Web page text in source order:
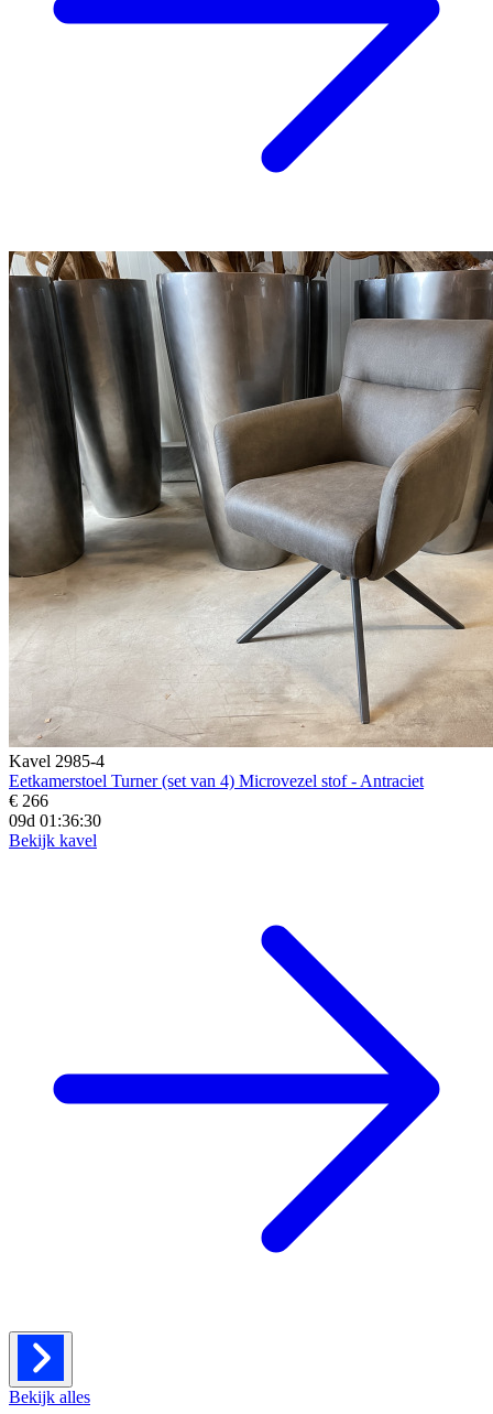
Kavel 2985-4
Eetkamerstoel Turner (set van 4) Microvezel stof - Antraciet
€ 266
09d 01:36:28
Bekijk kavel
Bekijk alles